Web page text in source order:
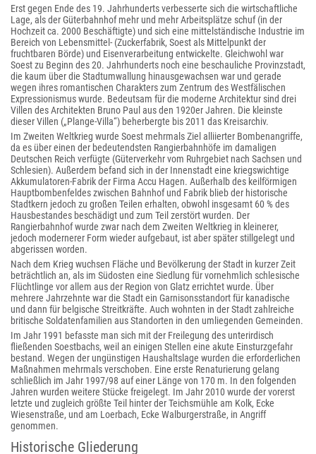
Erst gegen Ende des 19. Jahrhunderts verbesserte sich die wirtschaftliche
Lage, als der Güterbahnhof mehr und mehr Arbeitsplätze schuf (in der
Hochzeit ca. 2000 Beschäftigte) und sich eine mittelständische Industrie im
Bereich von Lebensmittel- (Zuckerfabrik, Soest als Mittelpunkt der
fruchtbaren Börde) und Eisenverarbeitung entwickelte. Gleichwohl war
Soest zu Beginn des 20. Jahrhunderts noch eine beschauliche Provinzstadt,
die kaum über die Stadtumwallung hinausgewachsen war und gerade
wegen ihres romantischen Charakters zum Zentrum des Westfälischen
Expressionismus wurde. Bedeutsam für die moderne Architektur sind drei
Villen des Architekten Bruno Paul aus den 1920er Jahren. Die kleinste
dieser Villen („Plange-Villa“) beherbergte bis 2011 das Kreisarchiv.
Im Zweiten Weltkrieg wurde Soest mehrmals Ziel alliierter Bombenangriffe,
da es über einen der bedeutendsten Rangierbahnhöfe im damaligen
Deutschen Reich verfügte (Güterverkehr vom Ruhrgebiet nach Sachsen und
Schlesien). Außerdem befand sich in der Innenstadt eine kriegswichtige
Akkumulatoren-Fabrik der Firma Accu Hagen. Außerhalb des keilförmigen
Hauptbombenfeldes zwischen Bahnhof und Fabrik blieb der historische
Stadtkern jedoch zu großen Teilen erhalten, obwohl insgesamt 60 % des
Hausbestandes beschädigt und zum Teil zerstört wurden. Der
Rangierbahnhof wurde zwar nach dem Zweiten Weltkrieg in kleinerer,
jedoch modernerer Form wieder aufgebaut, ist aber später stillgelegt und
abgerissen worden.
Nach dem Krieg wuchsen Fläche und Bevölkerung der Stadt in kurzer Zeit
beträchtlich an, als im Südosten eine Siedlung für vornehmlich schlesische
Flüchtlinge vor allem aus der Region von Glatz errichtet wurde. Über
mehrere Jahrzehnte war die Stadt ein Garnisonsstandort für kanadische
und dann für belgische Streitkräfte. Auch wohnten in der Stadt zahlreiche
britische Soldatenfamilien aus Standorten in den umliegenden Gemeinden.
Im Jahr 1991 befasste man sich mit der Freilegung des unterirdisch
fließenden Soestbachs, weil an einigen Stellen eine akute Einsturzgefahr
bestand. Wegen der ungünstigen Haushaltslage wurden die erforderlichen
Maßnahmen mehrmals verschoben. Eine erste Renaturierung gelang
schließlich im Jahr 1997/98 auf einer Länge von 170 m. In den folgenden
Jahren wurden weitere Stücke freigelegt. Im Jahr 2010 wurde der vorerst
letzte und zugleich größte Teil hinter der Teichsmühle am Kolk, Ecke
Wiesenstraße, und am Loerbach, Ecke Walburgerstraße, in Angriff
genommen.
Historische Gliederung